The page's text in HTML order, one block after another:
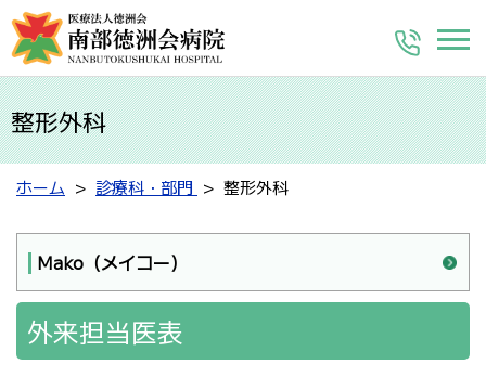
整形外科
ホーム 診療科・部門 整形外科
Mako（メイコー）
外来担当医表